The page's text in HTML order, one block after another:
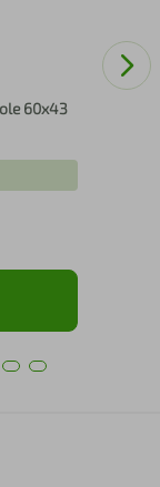
60x43